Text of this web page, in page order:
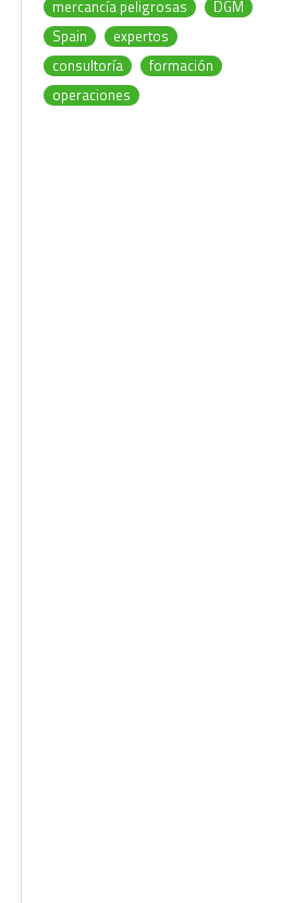
mercancía peligrosas
DGM
Spain
expertos
consultoría
formación
operaciones